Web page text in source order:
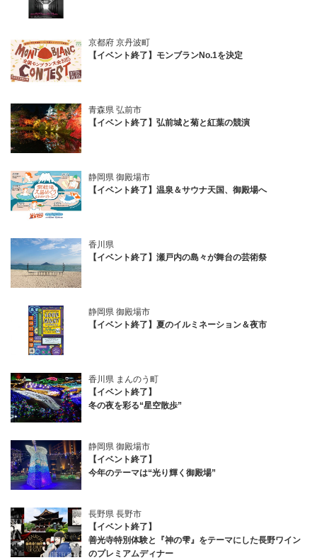
京都府 京丹波町
【イベント終了】モンブランNo.1を決定
青森県 弘前市
【イベント終了】弘前城と菊と紅葉の競演
静岡県 御殿場市
【イベント終了】温泉＆サウナ天国、御殿場へ
香川県
【イベント終了】瀬戸内の島々が舞台の芸術祭
静岡県 御殿場市
【イベント終了】夏のイルミネーション＆夜市
香川県 まんのう町
【イベント終了】
冬の夜を彩る“星空散歩”
静岡県 御殿場市
【イベント終了】
今年のテーマは“光り輝く御殿場”
長野県 長野市
【イベント終了】
善光寺特別体験と『神の雫』をテーマにした長野ワイン
のプレミアムディナー